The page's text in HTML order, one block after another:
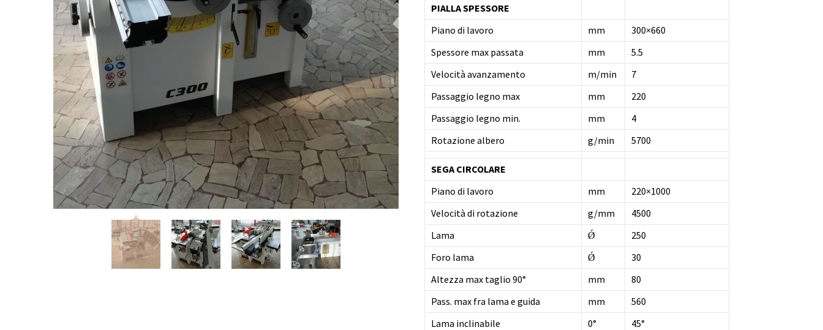
PIALLA SPESSORE
Piano di lavoro
mm
300×660
Spessore max passata
mm
5.5
Velocità avanzamento
m/min
7
Passaggio legno max
mm
220
Passaggio legno min.
mm
4
Rotazione albero
g/min 5700
SEGA CIRCOLARE
Piano di lavoro
mm
220×1000
Velocità di rotazione
g/mm
4500
Lama
Ǿ
250
Foro lama
Ǿ
30
Altezza max taglio 90°
mm
80
Pass. max fra lama e guida
mm
560
Lama inclinabile
0°
45°